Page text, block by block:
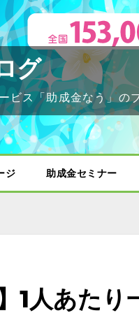
グ
ビス「助成金なう」の
ジ 助成金セミナー
】1人あた